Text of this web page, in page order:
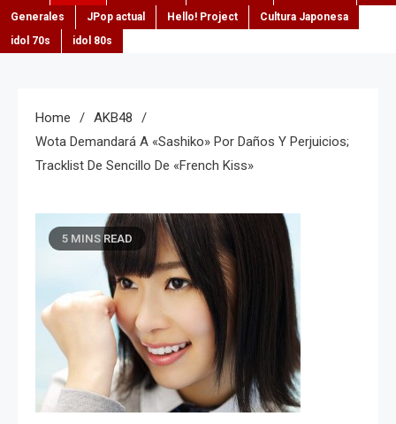
Generales
JPop actual Hello! Project
Cultura Japonesa
idol 70s
idol 80s
Home
AKB48
Wota Demandará A «Sashiko» Por Daños Y Perjuicios;
Tracklist De Sencillo De «French Kiss»
5 MINS READ